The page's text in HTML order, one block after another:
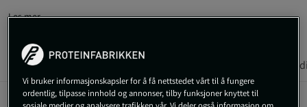
Les mer
Informasjon Næringsinformasjon &
Vi bruker informasjonskapsler for å få nettstedet vårt til å fungere
ordentlig, tilpasse innhold og annonser, tilby funksjoner knyttet til